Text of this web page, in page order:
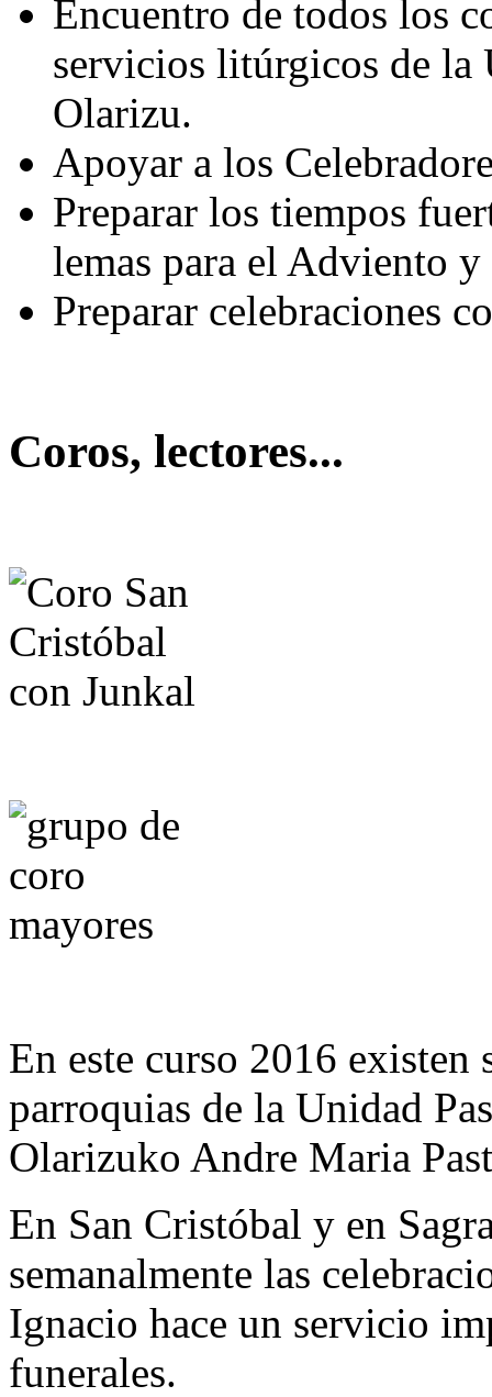
Encuentro de todos los
servicios litúrgicos de la
Olarizu.
Apoyar a los
Preparar los tiempos
lemas para el Adviento y
Preparar celebraciones
Coros, lectores...
En este curso 2016 existen
parroquias de la Unidad
Olarizuko Andre Maria
En San Cristóbal y en
semanalmente las
Ignacio hace un servicio
funerales.